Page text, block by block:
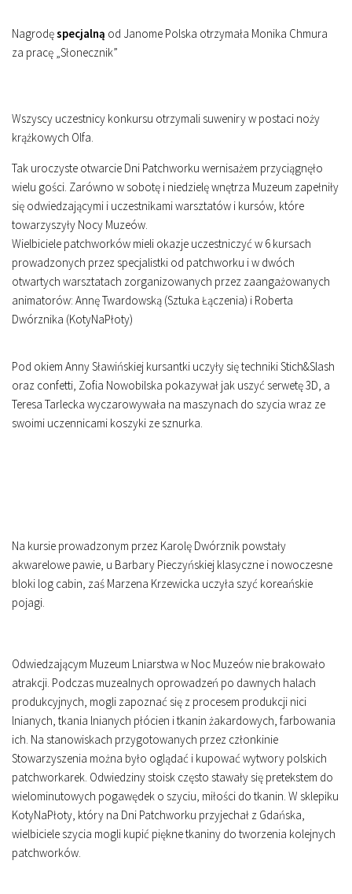
Nagrodęspecjalną od Janome Polska otrzymała Monika Chmura
za pracę „Słonecznik”
Wszyscy uczestnicy konkursu otrzymali suweniry w postaci noży
krążkowych Olfa.
Tak uroczyste otwarcie Dni Patchworku wernisażem przyciągnęło
wielu gości. Zarówno w sobotę i niedzielę wnętrza Muzeum zapełniły
się odwiedzającymi i uczestnikami warsztatów i kursów, które
towarzyszyły Nocy Muzeów.
Wielbiciele patchworków mieli okazje uczestniczyć w 6 kursach
prowadzonych przez specjalistki od patchworku i w dwóch
otwartych warsztatach zorganizowanych przez zaangażowanych
animatorów: Annę Twardowską (Sztuka Łączenia) i Roberta
Dwórznika (KotyNaPłoty)
Pod okiem Anny Sławińskiej kursantki uczyły się techniki Stich&Slash
oraz confetti, Zofia Nowobilska pokazywał jak uszyć serwetę 3D, a
Teresa Tarlecka wyczarowywała na maszynach do szycia wraz ze
swoimi uczennicami koszyki ze sznurka.
Na kursie prowadzonym przez Karolę Dwórznik powstały
akwarelowe pawie, u Barbary Pieczyńskiej klasyczne i nowoczesne
bloki log cabin, zaś Marzena Krzewicka uczyła szyć koreańskie
pojagi.
Odwiedzającym Muzeum Lniarstwa w Noc Muzeów nie brakowało
atrakcji. Podczas muzealnych oprowadzeń po dawnych halach
produkcyjnych, mogli zapoznać się z procesem produkcji nici
lnianych, tkania lnianych płócien i tkanin żakardowych, farbowania
ich. Na stanowiskach przygotowanych przez członkinie
Stowarzyszenia można było oglądać i kupować wytwory polskich
patchworkarek. Odwiedziny stoisk często stawały się pretekstem do
wielominutowych pogawędek o szyciu, miłości do tkanin. W sklepiku
KotyNaPłoty, który na Dni Patchworku przyjechał z Gdańska,
wielbiciele szycia mogli kupić piękne tkaniny do tworzenia kolejnych
patchworków.